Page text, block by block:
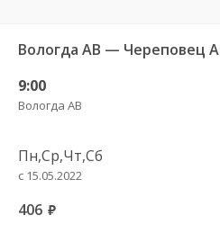
Вологда АВ — Череповец
9:00
Вологда АВ
Пн,Ср,Чт,Сб
с 15.05.2022
406 руб.